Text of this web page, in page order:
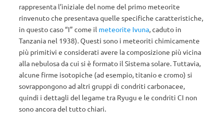
rappresenta l’iniziale del nome del primo meteorite
rinvenuto che presentava quelle specifiche caratteristiche,
in questo caso “I” come il meteorite Ivuna, caduto in
Tanzania nel 1938). Questi sono i meteoriti chimicamente
più primitivi e considerati avere la composizione più vicina
alla nebulosa da cui si è formato il Sistema solare. Tuttavia,
alcune firme isotopiche (ad esempio, titanio e cromo) si
sovrappongono ad altri gruppi di condriti carbonacee,
quindi i dettagli del legame tra Ryugu e le condriti CI non
sono ancora del tutto chiari.